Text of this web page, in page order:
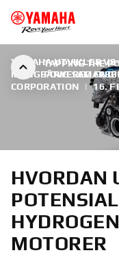
TAPPING THE
POWERED
YAMAHA UTVIKLER
MANGEÅRIG
CORPORATION
| 16.
HVORDAN
MOTORER